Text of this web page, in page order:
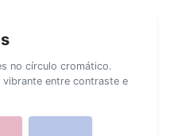
no círculo cromático.
entre contraste e